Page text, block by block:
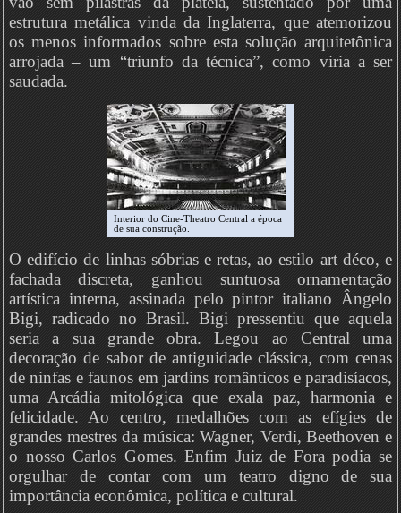
estrutura metálica vinda da Inglaterra, que atemorizou
os menos informados sobre esta solução arquitetônica
arrojada – um “triunfo da técnica”, como viria a ser
saudada.
Interior do Cine-Theatro Central a época
de sua construção.
O edifício de linhas sóbrias e retas, ao estilo art déco, e
fachada discreta, ganhou suntuosa ornamentação
artística interna, assinada pelo pintor italiano Ângelo
Bigi, radicado no Brasil. Bigi pressentiu que aquela
seria a sua grande obra. Legou ao Central uma
decoração de sabor de antiguidade clássica, com cenas
de ninfas e faunos em jardins românticos e paradisíacos,
uma Arcádia mitológica que exala paz, harmonia e
felicidade. Ao centro, medalhões com as efígies de
grandes mestres da música: Wagner, Verdi, Beethoven e
o nosso Carlos Gomes. Enfim Juiz de Fora podia se
orgulhar de contar com um teatro digno de sua
importância econômica, política e cultural.